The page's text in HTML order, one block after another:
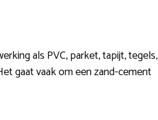
als PVC, parket, tapijt, tegels,
gaat vaak om een zand-cement